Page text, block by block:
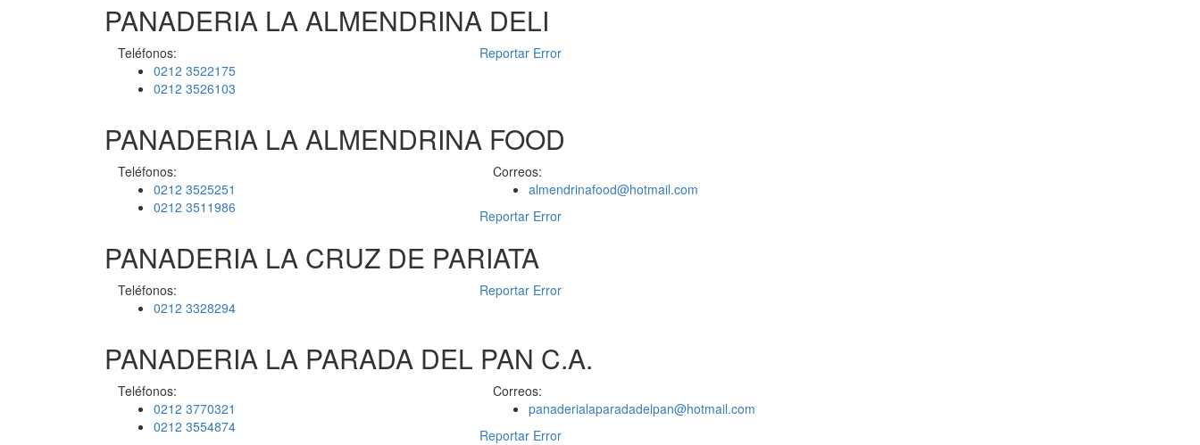
PANADERIA LA ALMENDRINA DELI
Teléfonos:
0212 3522175
0212 3526103
Reportar Error
PANADERIA LA ALMENDRINA FOOD
Teléfonos:
0212 3525251
0212 3511986
Correos:
almendrinafood@hotmail.com
Reportar Error
PANADERIA LA CRUZ DE PARIATA
Teléfonos:
0212 3328294
Reportar Error
PANADERIA LA PARADA DEL PAN C.A.
Teléfonos:
0212 3770321
0212 3554874
Correos:
panaderialaparadadelpan@hotmail.com
Reportar Error